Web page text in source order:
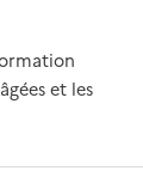
et les